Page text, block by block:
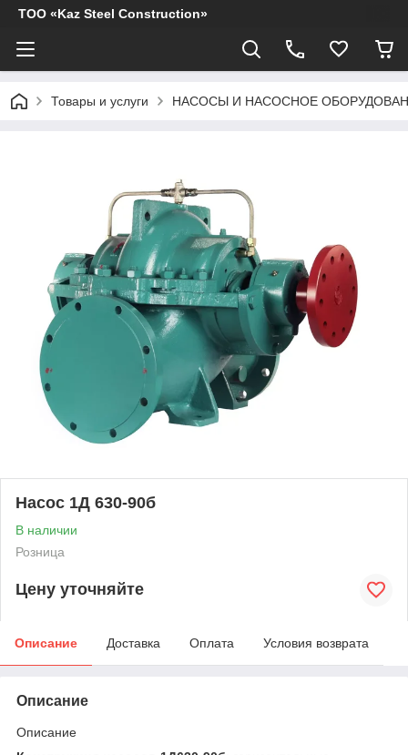
ТОО «Kaz Steel Construction»
Товары и услуги НАСОСЫ И НАСОСНОЕ
Насос 1Д 630-90б
В наличии
Розница
Цену уточняйте
Описание Доставка Оплата Условия возврата
Описание
Описание